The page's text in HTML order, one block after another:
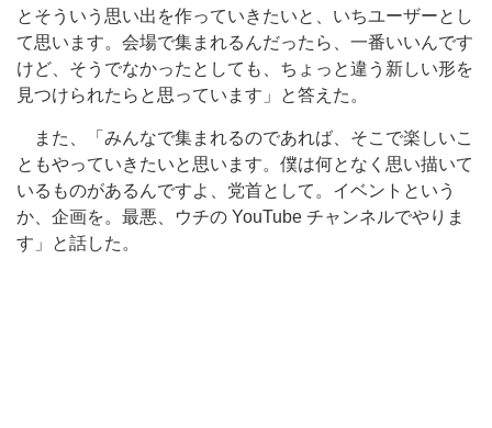
とそういう思い出を作っていきたいと、いちユーザーとし
て思います。会場で集まれるんだったら、一番いいんです
けど、そうでなかったとしても、ちょっと違う新しい形を
見つけられたらと思っています」と答えた。
また、「みんなで集まれるのであれば、そこで楽しいこ
ともやっていきたいと思います。僕は何となく思い描いて
いるものがあるんですよ、党首として。イベントという
か、企画を。最悪、ウチの YouTube チャンネルでやりま
す」と話した。